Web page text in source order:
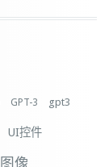
GPT-3 gpt3
UI控件
图像